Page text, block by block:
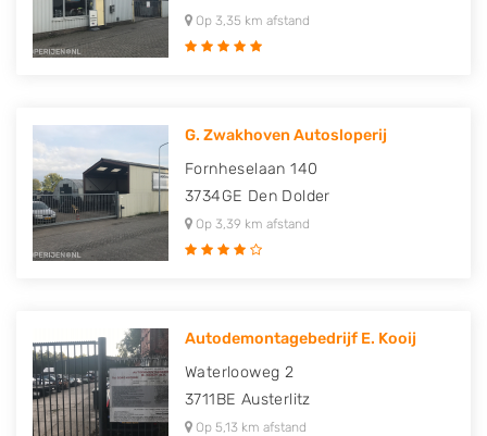
Op 3,35 km afstand
G. Zwakhoven Autosloperij
Fornheselaan 140
3734GE Den Dolder
Op 3,39 km afstand
Autodemontagebedrijf E. Kooij
Waterlooweg 2
3711BE Austerlitz
Op 5,13 km afstand